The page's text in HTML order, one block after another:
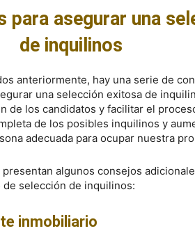
para asegurar una
de inquilinos
anteriormente, hay una serie de
una selección exitosa de
de los candidatos y facilitar el
de los posibles inquilinos y
adecuada para ocupar nuestra
algunos consejos
selección de inquilinos:
inmobiliario